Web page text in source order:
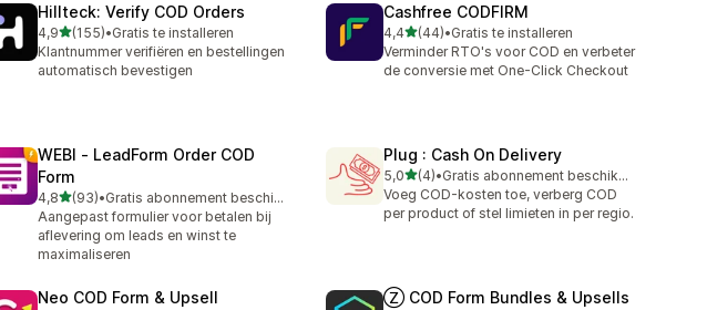
Hillteck: Verify COD Orders
4,9van 5 sterren
(155)
155 recensies in totaal
•Gratis te installeren
Klantnummer verifiëren en bestellingen
automatisch bevestigen
Cashfree CODFIRM
4,4van 5 sterren
(44)
44 recensies in totaal
•Gratis te installeren
Verminder RTO's voor COD en verbeter
de conversie met One-Click Checkout
WEBI ‑ LeadForm Order COD
Form
4,8van 5 sterren
(93)
93 recensies in totaal
•
Gratis abonnement beschikbaar
Aangepast formulier voor betalen bij
aflevering om leads en winst te
maximaliseren
Plug : Cash On Delivery
5,0van 5 sterren
(4)
4 recensies in totaal
•
Gratis abonnement beschikbaar
Voeg COD-kosten toe, verberg COD
per product of stel limieten in per regio.
Neo COD Form & Upsell Ⓩ COD Form Bundles & Upsells